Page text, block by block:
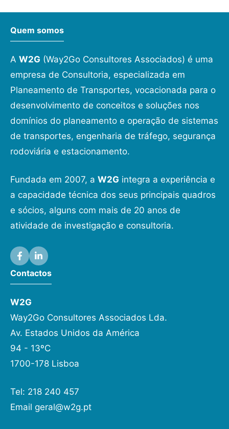
Quem somos
A W2G (Way2Go Consultores Associados) é uma
empresa de Consultoria, especializada em
Planeamento de Transportes, vocacionada para o
desenvolvimento de conceitos e soluções nos
domínios do planeamento e operação de sistemas
de transportes, engenharia de tráfego, segurança
rodoviária e estacionamento.
Fundada em 2007, a W2G integra a experiência e
a capacidade técnica dos seus principais quadros
e sócios, alguns com mais de 20 anos de
atividade de investigação e consultoria.
Contactos
W2G
Way2Go Consultores Associados Lda.
Av. Estados Unidos da América
94 - 13ºC
1700-178 Lisboa
Tel: 218 240 457
Email geral@w2g.pt